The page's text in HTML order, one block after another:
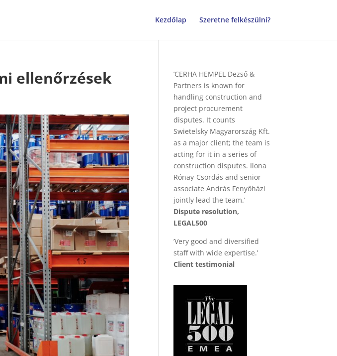
Kezdőlap Szeretne felkészülni?
ellenőrzések
’CERHA HEMPEL Dezső &
Partners is known for
handling construction and
project procurement
disputes. It counts
Swietelsky Magyarország Kft.
as a major client; the team is
acting for it in a series of
construction disputes. Ilona
Rónay-Csordás and senior
associate András Fenyőházi
jointly lead the team.’
Dispute resolution,
LEGAL500
’Very good and diversified
staff with wide expertise.’
Client testimonial